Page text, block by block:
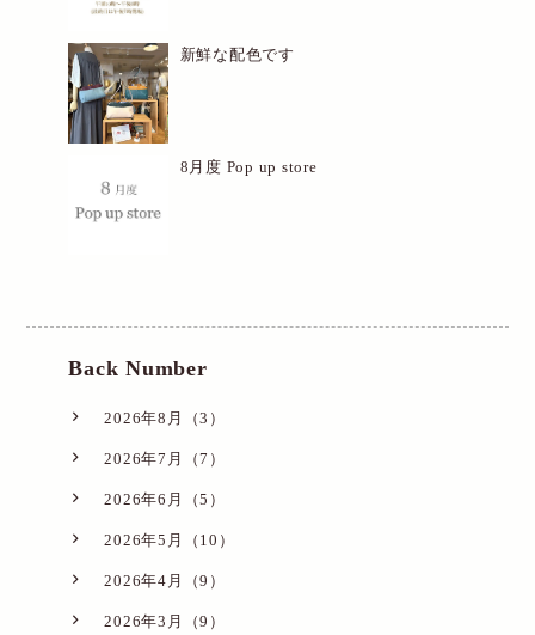
新鮮な配色です
8月度 Pop up store
Back Number
2026年8月（3）
2026年7月（7）
2026年6月（5）
2026年5月（10）
2026年4月（9）
2026年3月（9）